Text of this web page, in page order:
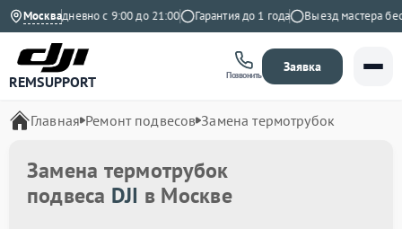
Москва
Ежедневно с 9:00 до 21:00 Гарантия до 1 года Выезд мастера
REMSUPPORT Позвонить
Заявка
Главная Ремонт подвесов Замена термотрубок
Замена термотрубок
подвеса DJI в Москве